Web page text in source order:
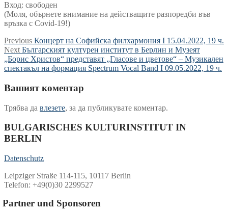
Вход: свободен
(Моля, обърнете внимание на действащите разпоредби във
връзка с Covid-19!)
Навигация
Previous Previous
post:
Концерт на Софийска филхармония I 15.04.2022, 19 ч.
Next Next
post:
Българският културен институт в Берлин и Музеят
„Борис Христов“ представят „Гласове и цветове“ – Музикален
спектакъл на формация Spectrum Vocal Band I 09.05.2022, 19 ч.
Вашият коментар
Трябва да влезете, за да публикувате коментар.
BULGARISCHES KULTURINSTITUT IN
BERLIN
Datenschutz
Leipziger Straße 114-115, 10117 Berlin
Telefon: +49(0)30 2299527
Partner und Sponsoren